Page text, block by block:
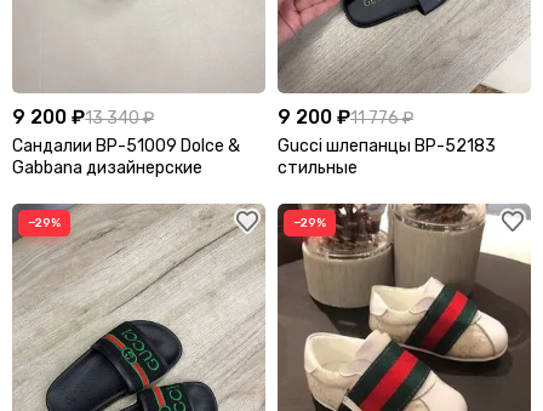
9 200 ₽13 340 ₽
Сандалии BP-51009 Dolce &
Gabbana дизайнерские
9 200 ₽11 776 ₽
Gucci шлепанцы BP-52183
стильные
−29% −29%